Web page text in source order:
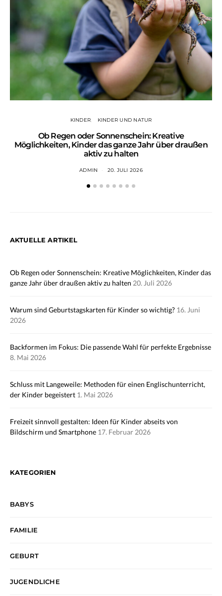
KINDER KINDER UND NATUR
Ob Regen oder Sonnenschein: Kreative
Möglichkeiten, Kinder das ganze Jahr über draußen
aktiv zu halten
ADMIN 20. JULI 2026
AKTUELLE ARTIKEL
Ob Regen oder Sonnenschein: Kreative Möglichkeiten, Kinder das
ganze Jahr über draußen aktiv zu halten 20. Juli 2026
Warum sind Geburtstagskarten für Kinder so wichtig? 16. Juni
2026
Backformen im Fokus: Die passende Wahl für perfekte Ergebnisse
8. Mai 2026
Schluss mit Langeweile: Methoden für einen Englischunterricht,
der Kinder begeistert 1. Mai 2026
Freizeit sinnvoll gestalten: Ideen für Kinder abseits von
Bildschirm und Smartphone 17. Februar 2026
KATEGORIEN
BABYS
FAMILIE
GEBURT
JUGENDLICHE